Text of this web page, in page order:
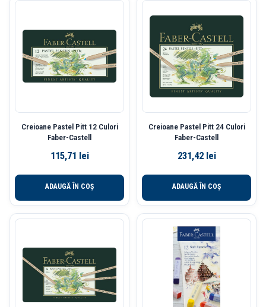
Creioane Pastel Pitt 12 Culori
Faber-Castell
115,71 lei
ADAUGĂ ÎN COȘ
Creioane Pastel Pitt 24 Culori
Faber-Castell
231,42 lei
ADAUGĂ ÎN COȘ